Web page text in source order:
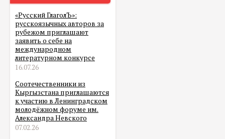
«Русский ГлаголЪ»:
русскоязычных авторов за
рубежом приглашают
заявить о себе на
международном
литературном конкурсе
16.07.26
Соотечественники из
Кыргызстана приглашаются
к участию в Ленинградском
молодёжном форуме им.
Александра Невского
07.02.26